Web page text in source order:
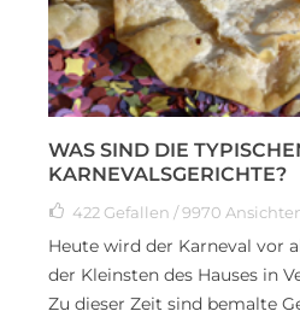
WAS SIND DIE
KARNEVALSGERICHTE?
422 Gefallen / 9970
Heute wird der Karneval vor
der Kleinsten des Hauses in
Zu dieser Zeit sind bemalte